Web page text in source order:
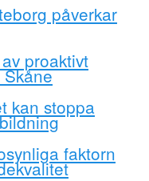
påverkar
proaktivt
kan stoppa
faktorn